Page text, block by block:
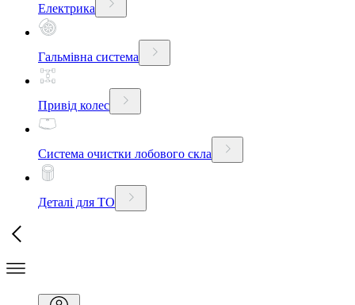
Електрика
Гальмівна система
Привід колес
Система очистки лобового скла
Деталі для ТО